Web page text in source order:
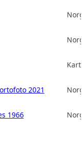
2021
1966